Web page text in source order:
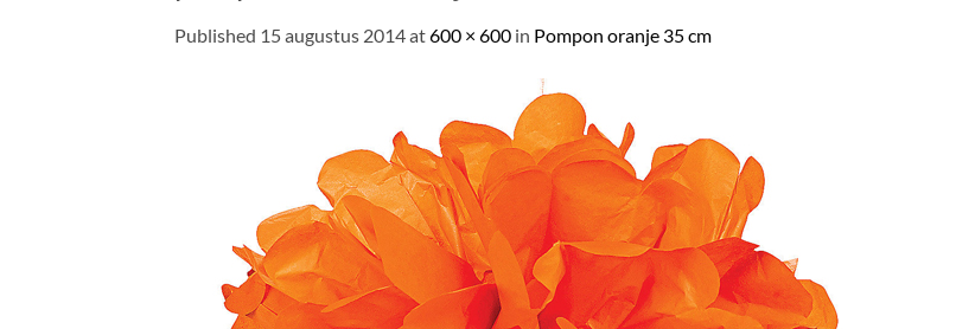
Published 15 augustus 2014at600 × 600 in Pompon oranje 35 cm